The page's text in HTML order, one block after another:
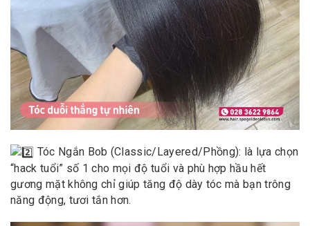
Tóc Ngắn Bob (Classic/Layered/Phồng): là lựa chọn
“hack tuổi” số 1 cho mọi độ tuổi và phù hợp hầu hết
gương mặt không chỉ giúp tăng độ dày tóc mà bạn trông
năng động, tươi tắn hơn.